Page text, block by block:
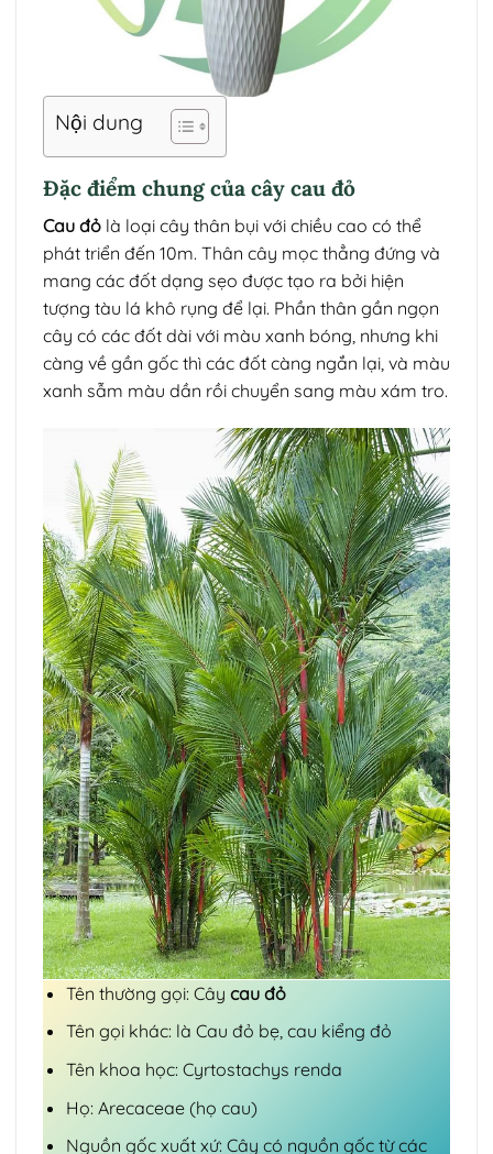
Nội dung
Đặc điểm chung của cây cau đỏ
Cau đỏ là loại cây thân bụi với chiều cao có thể
phát triển đến 10m. Thân cây mọc thẳng đứng và
mang các đốt dạng sẹo được tạo ra bởi hiện
tượng tàu lá khô rụng để lại. Phần thân gần ngọn
cây có các đốt dài với màu xanh bóng, nhưng khi
càng về gần gốc thì các đốt càng ngắn lại, và màu
xanh sẫm màu dần rồi chuyển sang màu xám tro.
Tên thường gọi: Cây cau đỏ
Tên gọi khác: là Cau đỏ bẹ, cau kiểng đỏ
Tên khoa học: Cyrtostachys renda
Họ: Arecaceae (họ cau)
Nguồn gốc xuất xứ: Cây có nguồn gốc từ các